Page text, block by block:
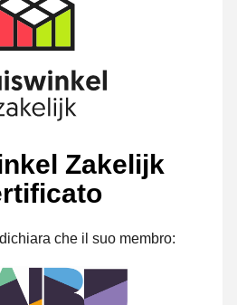
Zakelijk
che il suo membro: